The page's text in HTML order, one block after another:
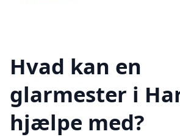
Hvad kan en
glarmester i
hjælpe med?